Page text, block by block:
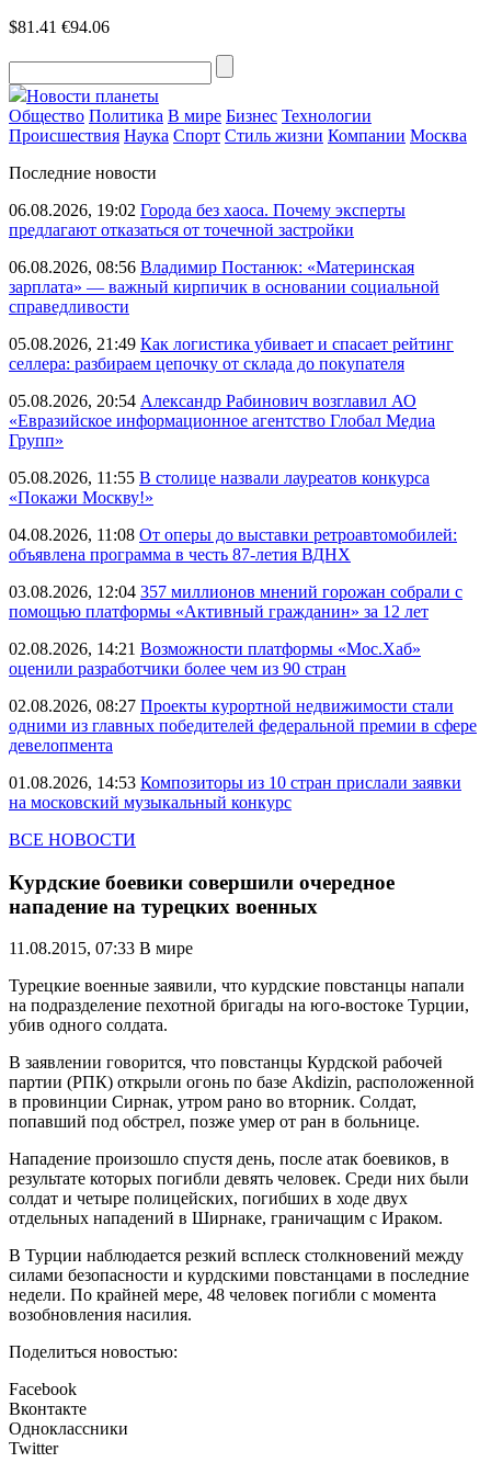
$81.41 €94.06
Новости планеты
Общество Политика В мире Бизнес Технологии
Происшествия Наука Спорт Стиль жизни Компании Москва
Последние новости
06.08.2026, 19:02 Города без хаоса. Почему эксперты
предлагают отказаться от точечной застройки
06.08.2026, 08:56 Владимир Постанюк: «Материнская
зарплата» — важный кирпичик в основании социальной
справедливости
05.08.2026, 21:49 Как логистика убивает и спасает рейтинг
селлера: разбираем цепочку от склада до покупателя
05.08.2026, 20:54 Александр Рабинович возглавил АО
«Евразийское информационное агентство Глобал Медиа
Групп»
05.08.2026, 11:55 В столице назвали лауреатов конкурса
«Покажи Москву!»
04.08.2026, 11:08 От оперы до выставки ретроавтомобилей:
объявлена программа в честь 87-летия ВДНХ
03.08.2026, 12:04 357 миллионов мнений горожан собрали с
помощью платформы «Активный гражданин» за 12 лет
02.08.2026, 14:21 Возможности платформы «Мос.Хаб»
оценили разработчики более чем из 90 стран
02.08.2026, 08:27 Проекты курортной недвижимости стали
одними из главных победителей федеральной премии в сфере
девелопмента
01.08.2026, 14:53 Композиторы из 10 стран прислали заявки
на московский музыкальный конкурс
ВСЕ НОВОСТИ
Курдские боевики совершили очередное
нападение на турецких военных
11.08.2015, 07:33 В мире
Турецкие военные заявили, что курдские повстанцы напали
на подразделение пехотной бригады на юго-востоке Турции,
убив одного солдата.
В заявлении говорится, что повстанцы Курдской рабочей
партии (РПК) открыли огонь по базе Akdizin, расположенной
в провинции Сирнак, утром рано во вторник. Солдат,
попавший под обстрел, позже умер от ран в больнице.
Нападение произошло спустя день, после атак боевиков, в
результате которых погибли девять человек. Среди них были
солдат и четыре полицейских, погибших в ходе двух
отдельных нападений в Ширнаке, граничащим с Ираком.
В Турции наблюдается резкий всплеск столкновений между
силами безопасности и курдскими повстанцами в последние
недели. По крайней мере, 48 человек погибли с момента
возобновления насилия.
Поделиться новостью:
Facebook
Вконтакте
Одноклассники
Twitter